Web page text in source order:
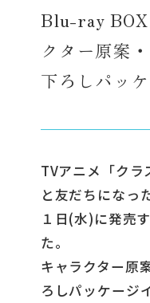
Blu-ray BOX
クター原案
下ろしパッ
TVアニメ「ク
と友だちになっ
１日(水)に発売
た。
キャラクター原
ろしパッケージ